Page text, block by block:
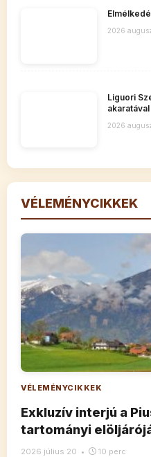
2026
Liguori
akaratával
2026
VÉLEMÉNYCIKKEK
VÉLEMÉNYCIKKEK
Exkluzív interjú a
tartományi
2026 július 20 • 10 perc